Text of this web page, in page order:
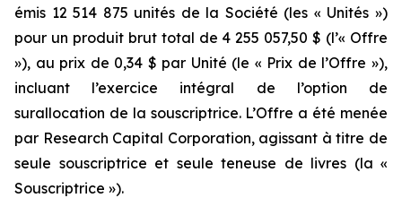
émis 12 514 875 unités de la Société (les « Unités »)
pour un produit brut total de 4 255 057,50 $ (l’« Offre
»), au prix de 0,34 $ par Unité (le « Prix de l’Offre »),
incluant l’exercice intégral de l’option de
surallocation de la souscriptrice. L’Offre a été menée
par Research Capital Corporation, agissant à titre de
seule souscriptrice et seule teneuse de livres (la «
Souscriptrice »).